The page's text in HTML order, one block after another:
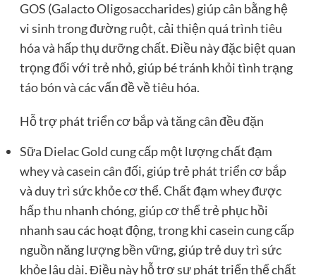
GOS (Galacto Oligosaccharides) giúp cân bằng hệ
vi sinh trong đường ruột, cải thiện quá trình tiêu
hóa và hấp thụ dưỡng chất. Điều này đặc biệt quan
trọng đối với trẻ nhỏ, giúp bé tránh khỏi tình trạng
táo bón và các vấn đề về tiêu hóa.
Hỗ trợ phát triển cơ bắp và tăng cân đều đặn
Sữa Dielac Gold cung cấp một lượng chất đạm
whey và casein cân đối, giúp trẻ phát triển cơ bắp
và duy trì sức khỏe cơ thể. Chất đạm whey được
hấp thu nhanh chóng, giúp cơ thể trẻ phục hồi
nhanh sau các hoạt động, trong khi casein cung cấp
nguồn năng lượng bền vững, giúp trẻ duy trì sức
khỏe lâu dài. Điều này hỗ trợ sự phát triển thể chất